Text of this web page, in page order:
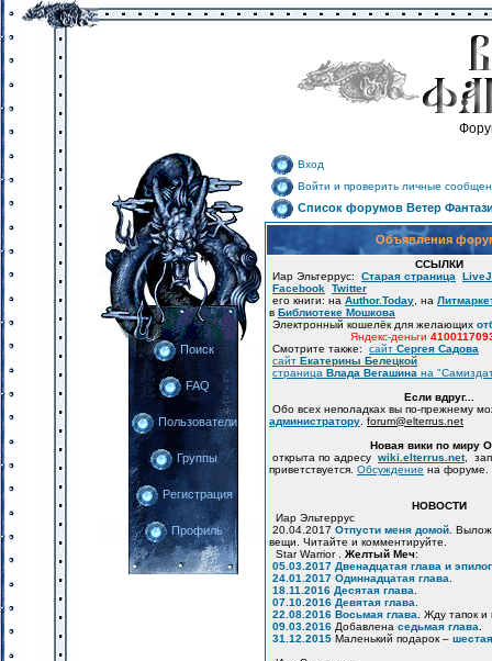
Поиск
FAQ
Пользователи
Группы
Регистрация
Профиль
Вход
Войти и проверить личные
Список форумов Ветер
Объявления
ССЫЛКИ
Иар Эльтеррус: Старая страница
Facebook Twitter
его книги: на Author.Today , на
в Библиотеке Мошкова
Электронный кошелёк для желающих
Яндекс-деньги
Смотрите также: сайт Сергея Садова
сайт Екатерины Белецкой
страница Влада Вегашина на
Если вдруг...
Обо всех неполадках вы по-прежнему
администратору forum@elterrus.net
Новая вики по миру
открыта по адресу wiki.elterrus.net,
приветствуется. Обсуждение на форуме.
НОВОСТИ
Иар Эльтеррус
20.04.2017 Отпусти меня домой .
вещи. Читайте и комментируйте.
Star Warrior . Желтый Меч:
05.03.2017 Двенадцатая глава и эпилог
24.01.2017 Одиннадцатая глава
18.11.2016 Десятая глава
07.10.2016 Девятая глава
22.08.2016 Восьмая глава . Жду тапок
09.03.2016 Добавлена седьмая глава
31.12.2015 Маленький подарок –